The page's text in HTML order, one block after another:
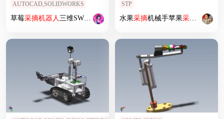
AUTOCAD,SOLIDWORKS
草莓采摘机器人 三维SW+CAD图纸
STP
水果采摘机械手苹果采摘 机械臂